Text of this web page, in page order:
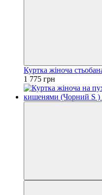
Куртка жіноча
1 775 грн